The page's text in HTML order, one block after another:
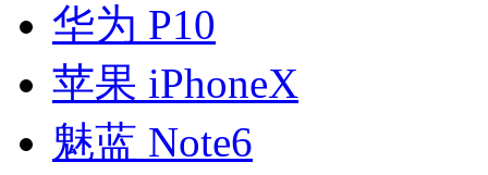
华为 P10
苹果 iPhoneX
魅蓝 Note6